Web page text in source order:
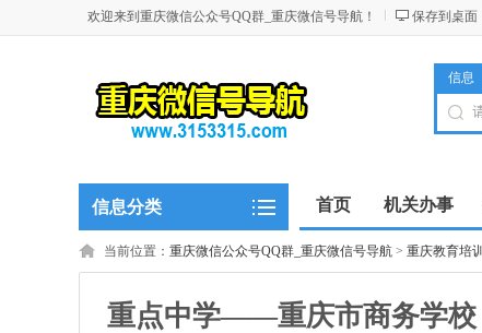
欢迎来到重庆微信公众号QQ群_重庆微信号导航！ 保存到桌面
信息
信息分类 首页 机关办事
当前位置： 重庆微信公众号QQ群_重庆微信号导航 > 重庆教育培训
重点中学——重庆市商务学校